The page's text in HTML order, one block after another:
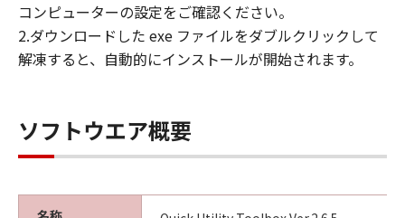
保証
「許諾ソフトウエア」が、CD-ROM等の記
憶媒体に格納されて提供されている場合、
ア」を購入した日から90日の間、「許諾ソ
フトウエア」が格納されている記憶媒体
（以下「メディア」と言います）に物理的
期間中に「メディア」に物理的な欠陥が発
コンピューターの設定をご確認ください。
2.ダウンロードした exe ファイルをダブルクリックして
解凍すると、自動的にインストールが開始されます。
ソフトウエア概要